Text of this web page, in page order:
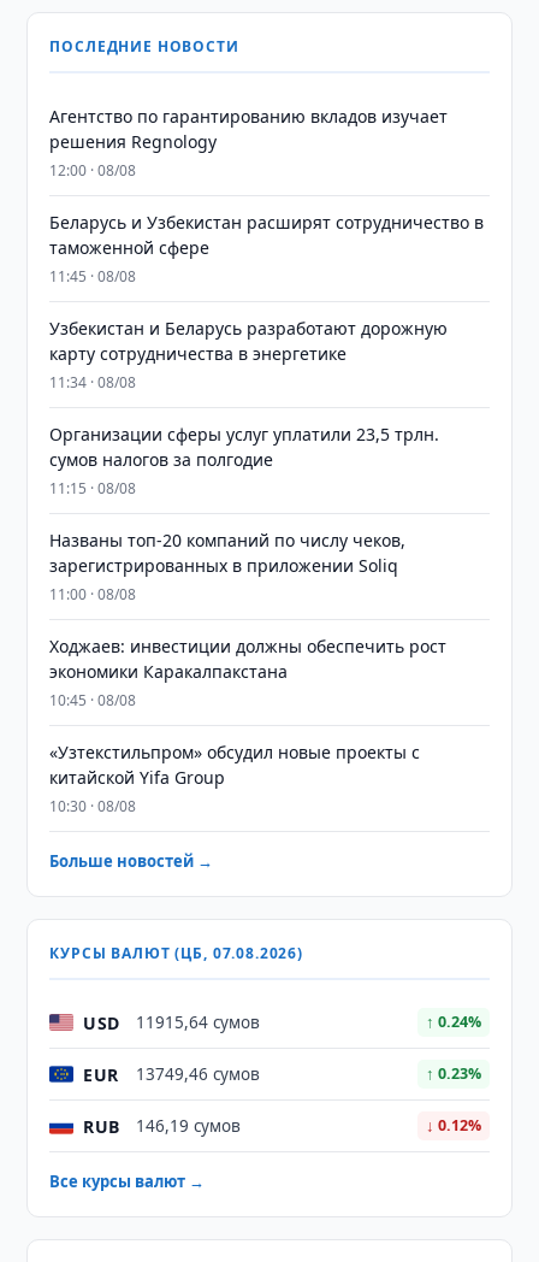
ПОСЛЕДНИЕ НОВОСТИ
Агентство по гарантированию вкладов изучает
решения Regnology
12:00 · 08/08
Беларусь и Узбекистан расширят сотрудничество в
таможенной сфере
11:45 · 08/08
Узбекистан и Беларусь разработают дорожную
карту сотрудничества в энергетике
11:34 · 08/08
Организации сферы услуг уплатили 23,5 трлн.
сумов налогов за полгодие
11:15 · 08/08
Названы топ-20 компаний по числу чеков,
зарегистрированных в приложении Soliq
11:00 · 08/08
Ходжаев: инвестиции должны обеспечить рост
экономики Каракалпакстана
10:45 · 08/08
«Узтекстильпром» обсудил новые проекты с
китайской Yifa Group
10:30 · 08/08
Больше новостей →
КУРСЫ ВАЛЮТ (ЦБ, 07.08.2026)
USD 11915,64 сумов ↑ 0.24%
EUR 13749,46 сумов ↑ 0.23%
RUB 146,19 сумов ↓ 0.12%
Все курсы валют →